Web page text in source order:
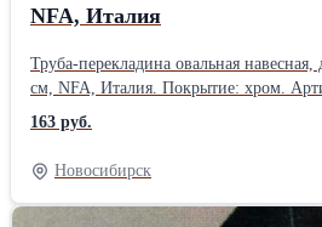
NFA, Италия
Труба-перекладина овальная
см, NFA, Италия. Покрытие: хром.
Новосибирске.Производитель: NFA,
163 руб.
Новосибирск